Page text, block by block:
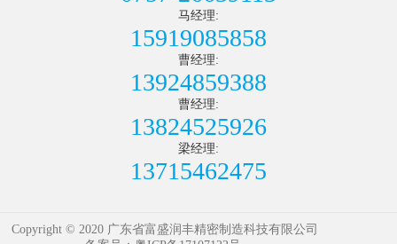
马经理:
15919085858
曹经理:
13924859388
曹经理:
13824525926
梁经理:
13715462475
Copyright © 2020 广东省富盛润丰精密制造科技有限公司